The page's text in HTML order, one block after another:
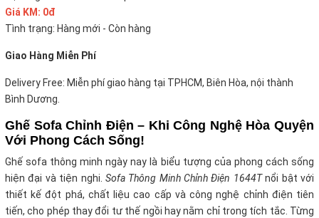
Giá KM: 0đ
Tình trạng: Hàng mới - Còn hàng
Giao Hàng Miễn Phí
Delivery Free: Miễn phí giao hàng tại TPHCM, Biên Hòa, nội thành
Bình Dương.
Ghế Sofa Chỉnh Điện – Khi Công Nghệ Hòa Quyện
Với Phong Cách Sống!
Ghế sofa thông minh ngày nay là biểu tượng của phong cách sống
hiện đại và tiện nghi. Sofa Thông Minh Chỉnh Điện 1644Tnổi bật với
thiết kế đột phá, chất liệu cao cấp và công nghệ chỉnh điện tiên
tiến, cho phép thay đổi tư thế ngồi hay nằm chỉ trong tích tắc. Từng